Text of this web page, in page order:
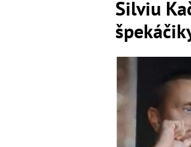
Silviu